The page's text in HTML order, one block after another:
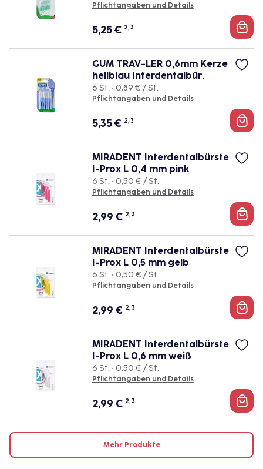
Pflichtangaben und Details
5,25€ 2, 3
GUM TRAV-LER 0,6mm Kerze
hellblau Interdentalbür.
6 St. • 0,89 € / St.
Pflichtangaben und Details
5,35€ 2, 3
MIRADENT Interdentalbürste
I-Prox L 0,4 mm pink
6 St. • 0,50 € / St.
Pflichtangaben und Details
2,99 € 2, 3
MIRADENT Interdentalbürste
I-Prox L 0,5 mm gelb
6 St. • 0,50 € / St.
Pflichtangaben und Details
2,99 € 2, 3
MIRADENT Interdentalbürste
I-Prox L 0,6 mm weiß
6 St. • 0,50 € / St.
Pflichtangaben und Details
2,99 € 2, 3
Mehr Produkte